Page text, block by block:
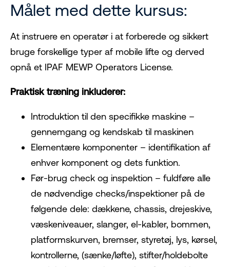
Målet med dette kursus:
At instruere en operatør i at forberede og sikkert
bruge forskellige typer af mobile lifte og derved
opnå et IPAF MEWP Operators License.
Praktisk træning inkluderer:
Introduktion til den specifikke maskine –
gennemgang og kendskab til maskinen
Elementære komponenter – identifikation af
enhver komponent og dets funktion.
Før-brug check og inspektion – fuldføre alle
de nødvendige checks/inspektioner på de
følgende dele: dækkene, chassis, drejeskive,
væskeniveauer, slanger, el-kabler, bommen,
platformskurven, bremser, styretøj, lys, kørsel,
kontrollerne, (sænke/løfte), stifter/holdebolte